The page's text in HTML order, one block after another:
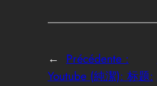
← Précédente :
Youtube (純潔): 标题: